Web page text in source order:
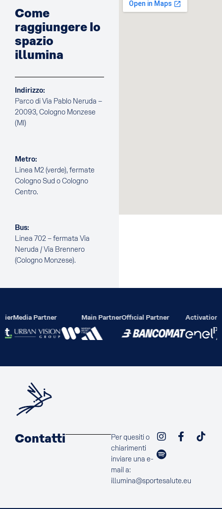
Come
raggiungere lo
spazio
illumina
Indirizzo:
Parco di Via Pablo Neruda –
20093, Cologno Monzese
(MI)
Metro:
Linea M2 (verde), fermate
Cologno Sud o Cologno
Centro.
Bus:
Linea 702 – fermata Via
Neruda / Via Brennero
(Cologno Monzese).
Media Partner Main PartnerOfficial Partner Activation
Contatti
Per quesiti o
chiarimenti
inviare una e-
mail a:
illumina@sportesalute.eu